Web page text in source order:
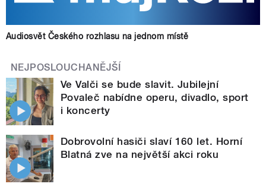
Audiosvět Českého rozhlasu na jednom místě
NEJPOSLOUCHANĚJŠÍ
Ve Valči se bude slavit. Jubilejní
Povaleč nabídne operu, divadlo, sport
i koncerty
Dobrovolní hasiči slaví 160 let. Horní
Blatná zve na největší akci roku